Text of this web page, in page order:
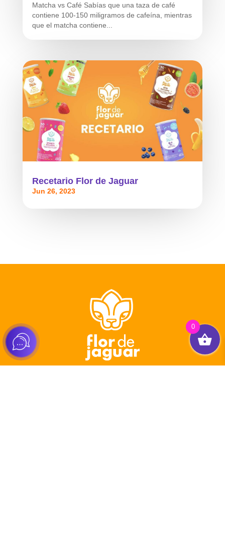
Matcha vs Café Sabías que una taza de café
contiene 100-150 miligramos de cafeína, mientras
que el matcha contiene...
Recetario Flor de Jaguar
Jun 26, 2023
0